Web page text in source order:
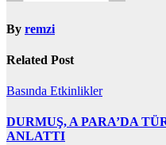
By remzi
Related Post
Basında Etkinlikler
DURMUŞ, A PARA’DA
ANLATTI